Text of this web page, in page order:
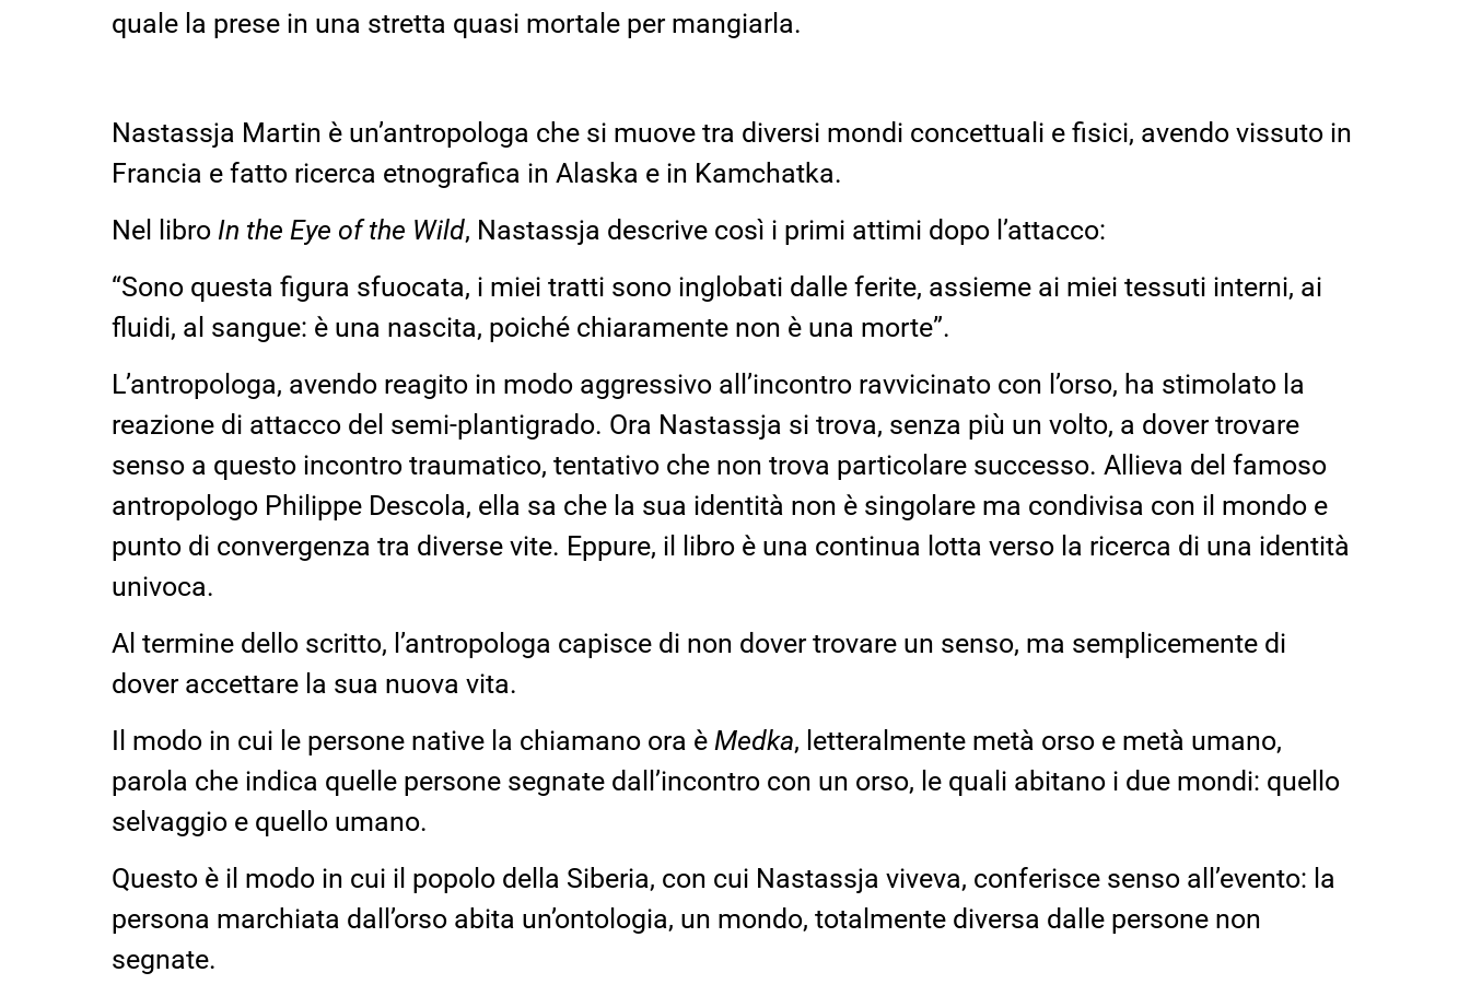
quale la prese in una stretta quasi mortale per mangiarla.
Nastassja Martin è un’antropologa che si muove tra diversi mondi concettuali e fisici, avendo vissuto in
Francia e fatto ricerca etnografica in Alaska e in Kamchatka.
Nel libro In the Eye of the Wild, Nastassja descrive così i primi attimi dopo l’attacco:
“Sono questa figura sfuocata, i miei tratti sono inglobati dalle ferite, assieme ai miei tessuti interni, ai
fluidi, al sangue: è una nascita, poiché chiaramente non è una morte”.
L’antropologa, avendo reagito in modo aggressivo all’incontro ravvicinato con l’orso, ha stimolato la
reazione di attacco del semi-plantigrado. Ora Nastassja si trova, senza più un volto, a dover trovare
senso a questo incontro traumatico, tentativo che non trova particolare successo. Allieva del famoso
antropologo Philippe Descola, ella sa che la sua identità non è singolare ma condivisa con il mondo e
punto di convergenza tra diverse vite. Eppure, il libro è una continua lotta verso la ricerca di una identità
univoca.
Al termine dello scritto, l’antropologa capisce di non dover trovare un senso, ma semplicemente di
dover accettare la sua nuova vita.
Il modo in cui le persone native la chiamano ora è Medka, letteralmente metà orso e metà umano,
parola che indica quelle persone segnate dall’incontro con un orso, le quali abitano i due mondi: quello
selvaggio e quello umano.
Questo è il modo in cui il popolo della Siberia, con cui Nastassja viveva, conferisce senso all’evento: la
persona marchiata dall’orso abita un’ontologia, un mondo, totalmente diversa dalle persone non
segnate.